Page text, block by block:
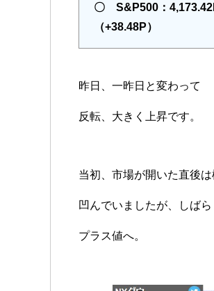
〇 S&P500：
（+38.48P）
昨日、一昨日と変わって
反転、大きく上昇です。
当初、市場が開いた直後
凹んでいましたが、しばら
プラス値へ。